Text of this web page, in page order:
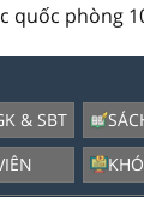
quốc phòng
& SBT